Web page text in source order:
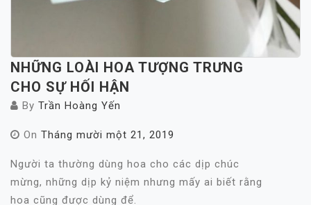
NHỮNG LOÀI HOA TƯỢNG TRƯNG
CHO SỰ HỐI HẬN
By Trần Hoàng Yến
On Tháng mười một 21, 2019
Người ta thường dùng hoa cho các dịp chúc
mừng, những dịp kỷ niệm nhưng mấy ai biết rằng
hoa cũng được dùng để.